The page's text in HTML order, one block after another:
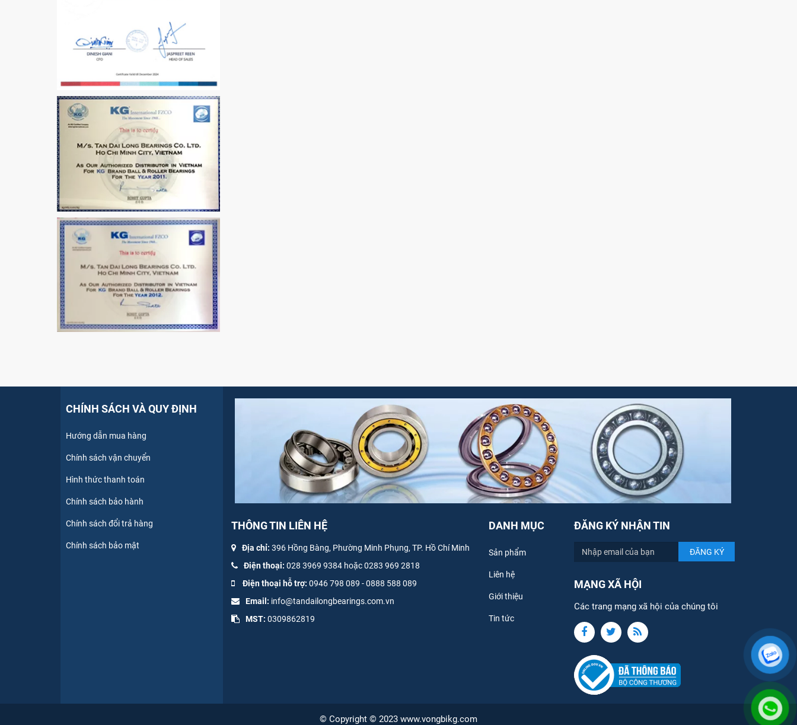
MĂNG XÔNG H2306
Vòng Bi / Bạc Đạn Ốc
VÒNG BI / BẠC ĐẠN
MẮT TRÂU GE12
VÒNG BI / BẠC ĐẠN
CHÀ TRÒN 51106
CHÍNH SÁCH VÀ QUY ĐỊNH
Hướng dẫn mua hàng
Chính sách vận chuyển
Hình thức thanh toán
Chính sách bảo hành
Chính sách đổi trả hàng
Chính sách bảo mật
THÔNG TIN LIÊN HỆ
Địa chỉ: 396 Hồng Bàng, Phường Minh Phụng, TP. Hồ Chí Minh
Điện thoại: 028 3969 9384 hoặc 0283 969 2818
Điện thoại hỗ trợ: 0946 798 089 -0888 588 089
Email: info@tandailongbearings.com.vn
MST: 0309862819
DANH MỤC
Sản phẩm
Liên hệ
Giới thiệu
Tin tức
ĐĂNG KÝ NHẬN TIN
MẠNG XÃ HỘI
Các trang mạng xã hội của chúng tôi
© Copyright © 2023 www.vongbikg.com